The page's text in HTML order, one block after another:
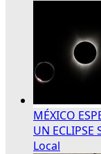
MÉXICO
UN ECLIPSE
Local